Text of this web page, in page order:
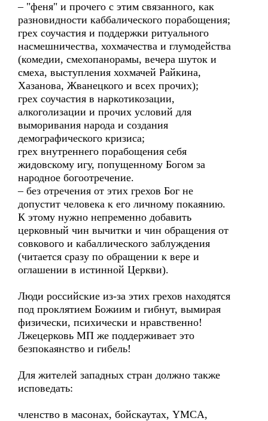
– "феня" и прочего с этим связанного, как
разновидности каббалического порабощения;
грех соучастия и поддержки ритуального
насмешничества, хохмачества и глумодейства
(комедии, смехопанорамы, вечера шуток и
смеха, выступления хохмачей Райкина,
Хазанова, Жванецкого и всех прочих);
грех соучастия в наркотикозации,
алкоголизации и прочих условий для
выморивания народа и создания
демографического кризиса;
грех внутреннего порабощения себя
жидовскому игу, попущенному Богом за
народное богоотречение.
– без отречения от этих грехов Бог не
допустит человека к его личному покаянию.
К этому нужно непременно добавить
церковный чин вычитки и чин обращения от
совкового и кабаллического заблуждения
(читается сразу по обращении к вере и
оглашении в истинной Церкви).
Люди российские из-за этих грехов находятся
под проклятием Божиим и гибнут, вымирая
физически, психически и нравственно!
Лжецерковь МП же поддерживает это
безпокаянство и гибель!
Для жителей западных стран должно также
исповедать:
членство в масонах, бойскаутах, YMCA,